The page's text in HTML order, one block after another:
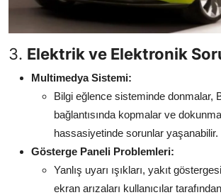
3. Elektrik ve Elektronik
Multimedya Sistemi:
Bilgi eğlence sisteminde donmalar,
bağlantısında kopmalar ve
hassasiyetinde sorunlar yaşanabilir.
Gösterge Paneli Problemleri:
Yanlış uyarı ışıkları, yakıt
ekran arızaları kullanıcılar